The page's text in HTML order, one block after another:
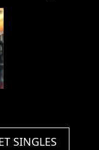
SINGLES